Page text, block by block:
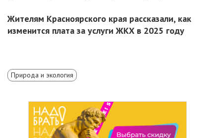
Жителям Красноярского края рассказали, как
изменится плата за услуги ЖКХ в 2025 году
Природа и экология